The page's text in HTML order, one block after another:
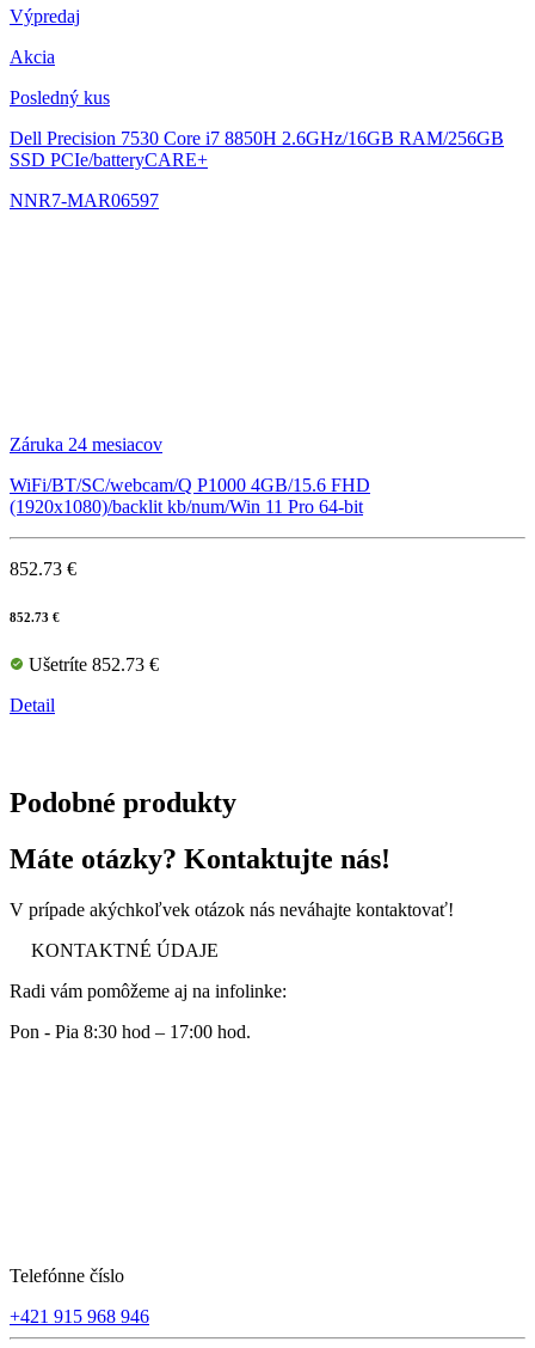
Výpredaj
Akcia
Posledný kus
Dell Precision 7530 Core i7 8850H 2.6GHz/16GB RAM/256GB
SSD PCIe/batteryCARE+
NNR7-MAR06597
Záruka 24 mesiacov
WiFi/BT/SC/webcam/Q P1000 4GB/15.6 FHD
(1920x1080)/backlit kb/num/Win 11 Pro 64-bit
852.73 €
852.73 €
Ušetríte 852.73 €
Detail
Podobné produkty
Máte otázky? Kontaktujte nás!
V prípade akýchkoľvek otázok nás neváhajte kontaktovať!
KONTAKTNÉ ÚDAJE
Radi vám pomôžeme aj na infolinke:
Pon - Pia 8:30 hod – 17:00 hod.
Telefónne číslo
+421 915 968 946